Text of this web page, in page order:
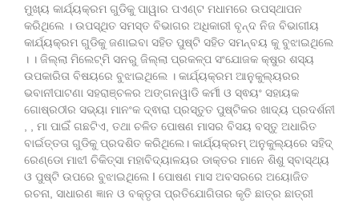
ମୁଖ୍ୟ କାର୍ଯ୍ୟକ୍ରମ ଗୁଡିକୁ ପାୱାର ପଏଣ୍ଟ ମଧାମରେ ଉପସ୍ଥାପନ
କରିଥିଲେ । ଉପସ୍ଥିତ ସମସ୍ତ ବିଭାଗର ଅଧିକାରୀ ବୃନ୍ଦ ନିଜ ବିଭାଗୀୟ
କାର୍ଯ୍ୟକ୍ରମ ଗୁଡିକୁ ଜଣାଇବା ସହିତ ପୁଷ୍ଟି ସହିତ ସମନ୍ବୟ କୁ ବୁଝାଇଥିଲେ
। । ଜିଲ୍ଲା ମିଲେଟ୍ମି ସନରୁ ଜିଲ୍ଲା ପ୍ରକଳ୍ପ ସଂଯୋଜକ କ୍ଷୁର ଶସ୍ୟ
ଉପକାରିତା ବିଷୟରେ ବୁଝାଇଥିଲେ । କାର୍ଯ୍ୟକ୍ରମ ଆନୁକୁଲ୍ୟରର
ଭବାନୀପାଟଣା ସହରାଞ୍ଚଳର ଅଙ୍ଗନୱାଡି କର୍ମୀ ଓ ସ୍ଵୟଂ ସହାୟକ
ଗୋଷ୍ରଠୀର ସଭ୍ୟା ମାନଂକ ଦ୍ଵାରା ପ୍ରସ୍ତୁତ ପୁଷ୍ଟିକର ଖାଦ୍ୟ ପ୍ରଦର୍ଶନୀ
, , ମା ପାଇିଁ ଗଛଟିଏ, ତଥା ଚଳିତ ପୋଷଣ ମାସର ବିସୟ ବସ୍ତୁ ଅଧାରିତ
ବାର୍ଇତ୍ତତା ଗୁଡିକୁ ପ୍ରଦଶିତ କରିଥିଲେ। କାର୍ଯ୍ୟକ୍ରମ୍ ଅନୁକୁଲ୍ୟରେ ସହିଦ୍
ରେଣ୍ଡୋ ମାଝୀ ଚିକିତ୍ସା ମହାବିଦ୍ୟାଳୟର ଡାକ୍ତର ମାନେ ଶିଶୁ ସ୍ବାସ୍ଥ୍ୟ
ଓ ପୁଷ୍ଟି ଉପରେ ବୁଝାଇଥିଲେ I ପୋଷଣ ମାସ ଅବସରରେ ଅୟୋଜିତ
ରଚନା, ସାଧାରଣ ଜ୍ଞାନ ଓ ବକ୍ତୃତା ପ୍ରତିଯୋଗିତାର କୃତି ଛାତ୍ର ଛାତ୍ରୀ